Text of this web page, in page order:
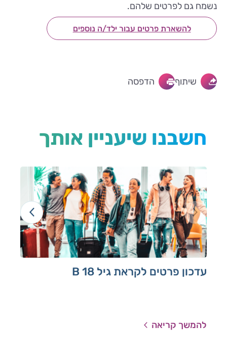
נשמח גם לפרטים שלהם.
להשארת פרטים עבור ילד/ה נוספים
שיתוף הדפסה
חשבנו שיעניין אותך
עדכון פרטים לקראת גיל 18 B
להמשך קריאה